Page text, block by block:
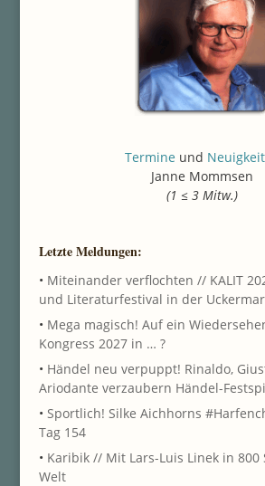
Termine und
Janne Mommsen
(1 ≤ 3 Mitw.)
Letzte Meldungen:
• Miteinander verflochten // KALIT
und Literaturfestival in der
• Mega magisch! Auf ein
Kongress 2027 in … ?
• Händel neu verpuppt! Rinaldo,
Ariodante verzaubern Händel-
• Sportlich! Silke Aichhorns
Tag 154
• Karibik // Mit Lars-Luis Linek in
Welt